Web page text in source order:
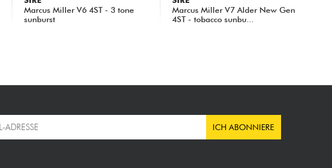
Marcus Miller V6 4ST - 3 tone
sunburst
Marcus Miller V7 Alder New Gen
4ST - tobacco sunbu...
ICH ABONNIERE